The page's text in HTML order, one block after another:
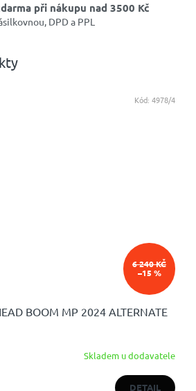
při nákupu nad 3500 Kč
DPD a PPL
6 240 KČ
–15 %
BOOM MP 2024 ALTERNATE
Skladem u dodavatele
DETAIL
Kód: 4978/4